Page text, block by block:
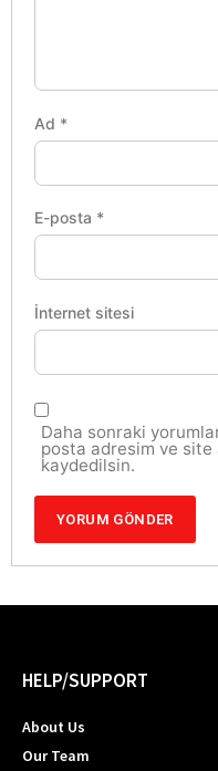
Ad *
E-posta *
İnternet sitesi
Daha sonraki
posta adresim ve site
kaydedilsin.
HELP/SUPPORT
About Us
Our Team